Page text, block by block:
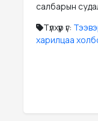
салбарын
Түлхүүр үг:
харилцаа